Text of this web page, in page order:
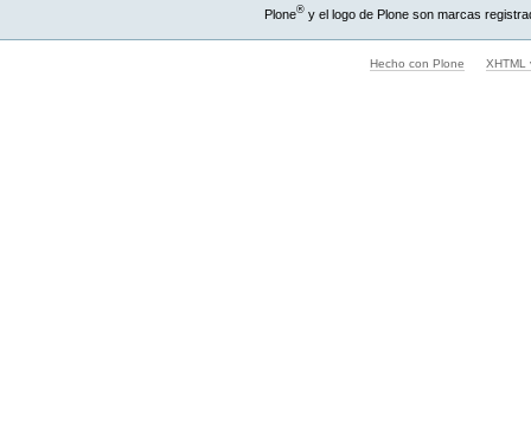
Plone®y el logo de Plone son marcas
Hecho con Plone XHTML